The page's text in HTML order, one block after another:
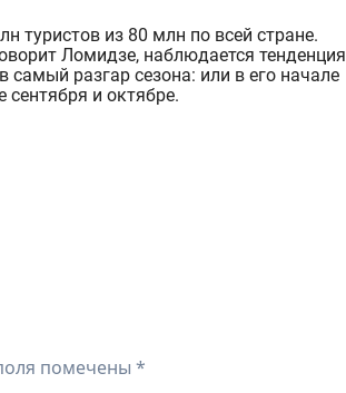
туристов из 80 млн по всей стране.
Ломидзе, наблюдается тенденция
разгар сезона: или в его начале
сентября и октябре.
помечены *